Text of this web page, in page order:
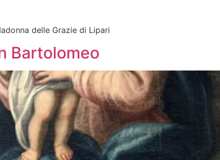
delle Grazie di Lipari
Bartolomeo